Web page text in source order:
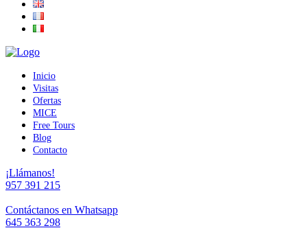
Inicio
Visitas
Ofertas
MICE
Free Tours
Blog
Contacto
¡Llámanos!
957 391 215
Contáctanos en Whatsapp
645 363 298